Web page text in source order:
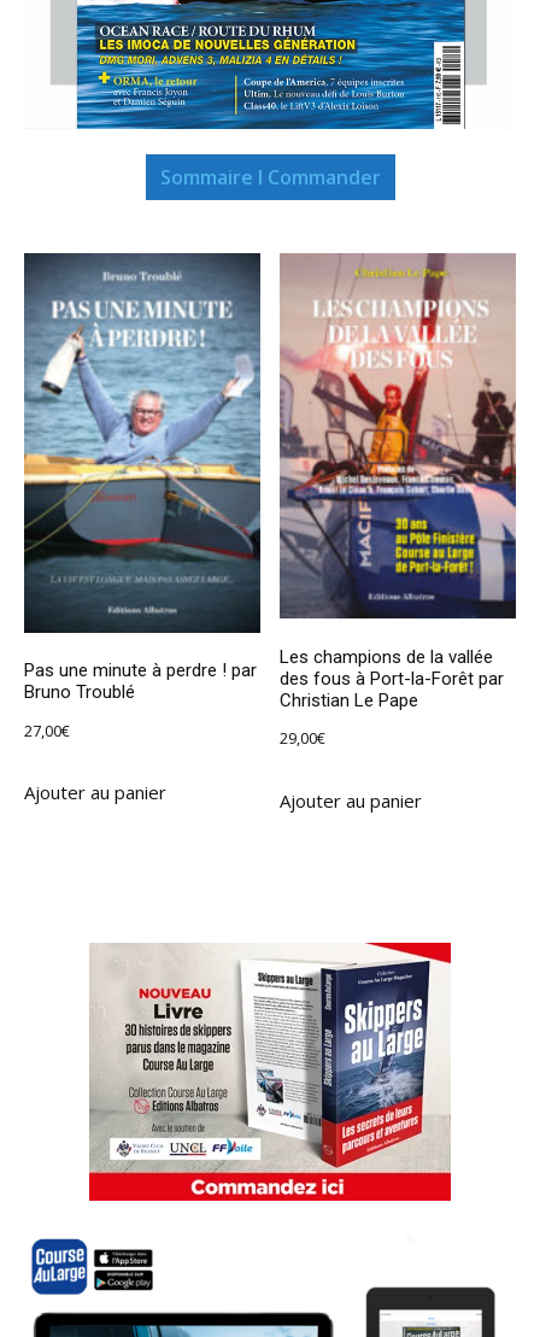
Sommaire I Commander
Pas une minute à perdre ! par
Bruno Troublé
27,00€
Ajouter au panier
Les champions de la vallée
des fous à Port-la-Forêt par
Christian Le Pape
29,00€
Ajouter au panier